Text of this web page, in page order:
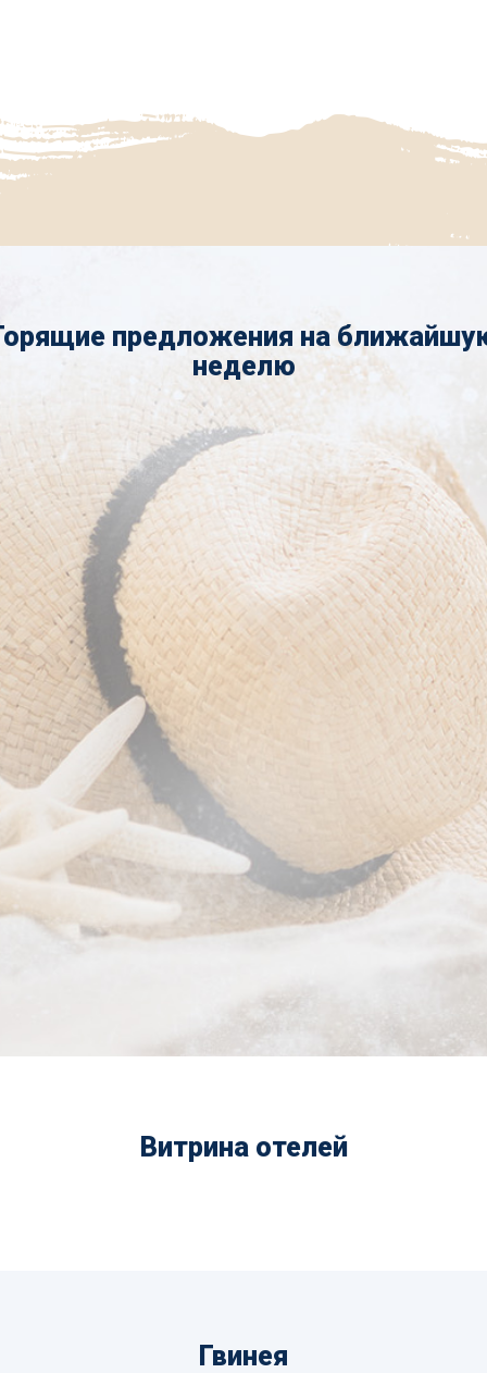
предложения на
неделю
Витрина отелей
Гвинея